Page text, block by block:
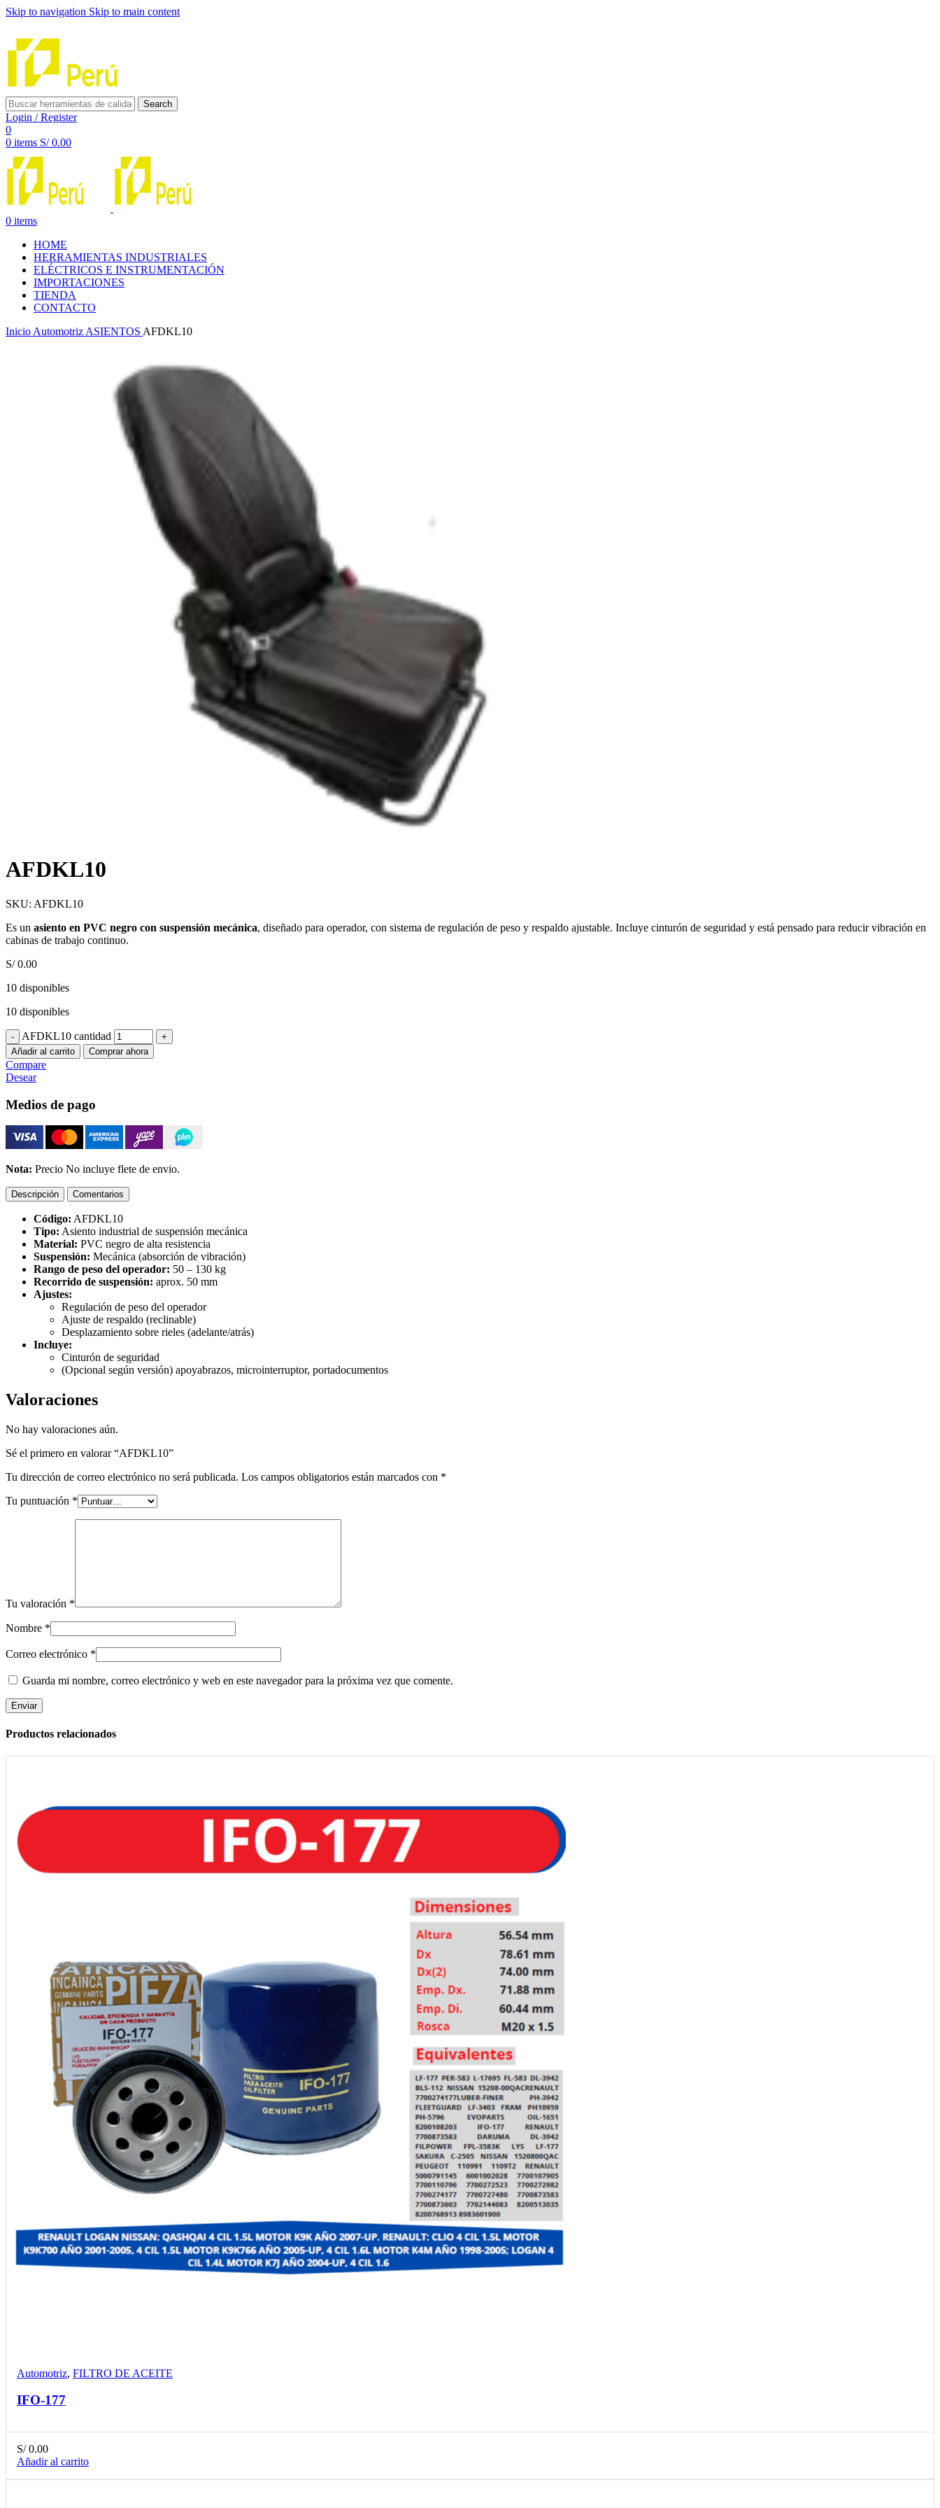
Skip to navigation Skip to main content
Search
Login / Register
0
0 items S/0.00
0 items
HOME
HERRAMIENTAS INDUSTRIALES
ELÉCTRICOS E INSTRUMENTACIÓN
IMPORTACIONES
TIENDA
CONTACTO
Inicio Automotriz ASIENTOS AFDKL10
AFDKL10
SKU: AFDKL10
Es un asiento en PVC negro con suspensión mecánica, diseñado para operador, con sistema de regulación de peso y respaldo ajustable. Incluye cinturón de seguridad y está pensado para reducir vibración en
cabinas de trabajo continuo.
S/0.00
10 disponibles
10 disponibles
AFDKL10 cantidad
Añadir al carrito Comprar ahora
Compare
Desear
Medios de pago
Nota: Precio No incluye flete de envio.
Descripción Comentarios
Código: AFDKL10
Tipo: Asiento industrial de suspensión mecánica
Material: PVC negro de alta resistencia
Suspensión: Mecánica (absorción de vibración)
Rango de peso del operador: 50 – 130 kg
Recorrido de suspensión: aprox. 50 mm
Ajustes:
Regulación de peso del operador
Ajuste de respaldo (reclinable)
Desplazamiento sobre rieles (adelante/atrás)
Incluye:
Cinturón de seguridad
(Opcional según versión) apoyabrazos, microinterruptor, portadocumentos
Valoraciones
No hay valoraciones aún.
Sé el primero en valorar “AFDKL10”
Tu dirección de correo electrónico no será publicada. Los campos obligatorios están marcados con *
Tu puntuación *
Tu valoración *
Nombre *
Correo electrónico *
Guarda mi nombre, correo electrónico y web en este navegador para la próxima vez que comente.
Productos relacionados
Automotriz, FILTRO DE ACEITE
IFO-177
S/0.00
Añadir al carrito